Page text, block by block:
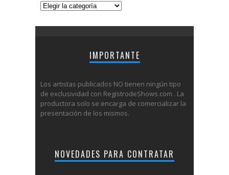
Categorías
IMPORTANTE
Los artistas publicados NO tienen ningún tipo
de exclusividad con RegistrodeShows.com . La
productora solo se encarga de comercializar la
presentación de los mismos.
NOVEDADES PARA CONTRATAR